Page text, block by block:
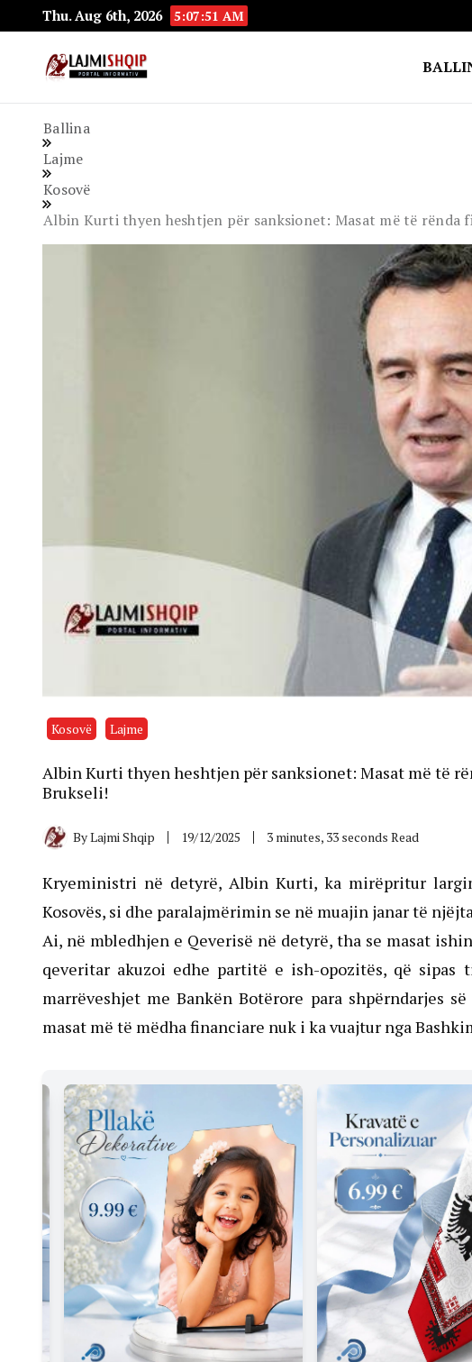
Thu. Aug 6th, 2026 5:07:52 AM
Ballina
Lajme
Kosovë
Albin Kurti thyen heshtjen për sanksionet: Masat më të rënda
Kosovë Lajme
Albin Kurti thyen heshtjen për sanksionet: Masat më të
Brukseli!
ByLajmi Shqip 19/12/2025 3 minutes, 33 seconds Read
Kryeministri në detyrë, Albin Kurti, ka mirëpritur
Kosovës, si dhe paralajmërimin se në muajin janar të
Ai, në mbledhjen e Qeverisë në detyrë, tha se masat
qeveritar akuzoi edhe partitë e ish-opozitës, që
marrëveshjet me Bankën Botërore para shpërndarjes
masat më të mëdha financiare nuk i ka vuajtur nga